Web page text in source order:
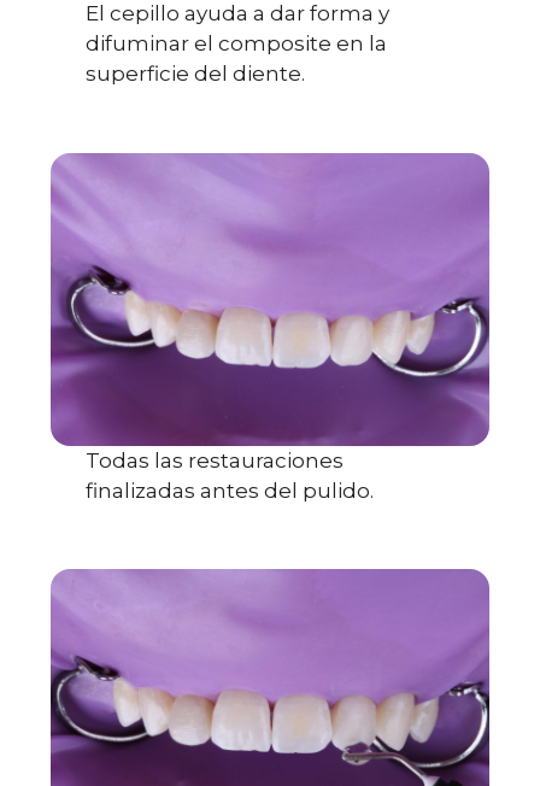
El cepillo ayuda a dar forma y
difuminar el composite en la
superficie del diente.
Todas las restauraciones
finalizadas antes del pulido.